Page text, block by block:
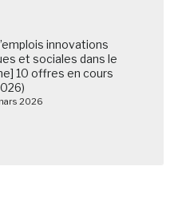
innovations
et sociales dans le
10 offres en cours
2026